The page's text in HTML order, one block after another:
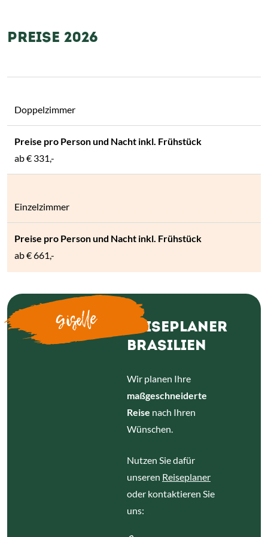
PREISE 2026
Doppelzimmer
ab€ 331,-
Einzelzimmer
ab€ 661,-
Giselle
REISEPLANER
BRASILIEN
Wir planen Ihre
maßgeschneiderte
Reise nach Ihren
Wünschen.
Nutzen Sie dafür
unseren Reiseplaner
oder kontaktieren Sie
uns: